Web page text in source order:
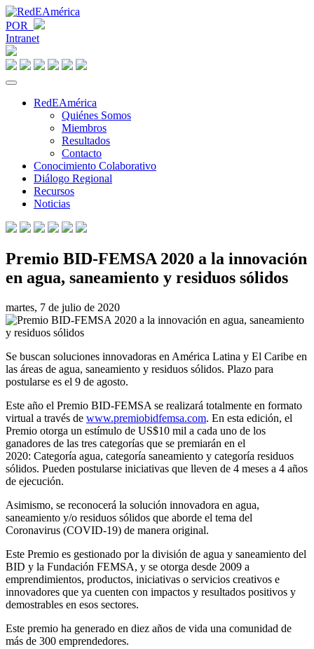
POR
Intranet
RedEAmérica
Quiénes Somos
Miembros
Resultados
Contacto
Conocimiento Colaborativo
Diálogo Regional
Recursos
Noticias
Premio BID-FEMSA 2020 a la innovación
en agua, saneamiento y residuos sólidos
martes, 7 de julio de 2020
Se buscan soluciones innovadoras en América Latina y El Caribe en
las áreas de agua, saneamiento y residuos sólidos. Plazo para
postularse es el 9 de agosto.
Este año el Premio BID-FEMSA se realizará totalmente en formato
virtual a través de www.premiobidfemsa.com. En esta edición, el
Premio otorga un estímulo de US$10 mil a cada uno de los
ganadores de las tres categorías que se premiarán en el
2020: Categoría agua, categoría saneamiento y categoría residuos
sólidos. Pueden postularse iniciativas que lleven de 4 meses a 4 años
de ejecución.
Asimismo, se reconocerá la solución innovadora en agua,
saneamiento y/o residuos sólidos que aborde el tema del
Coronavirus (COVID-19) de manera original.
Este Premio es gestionado por la división de agua y saneamiento del
BID y la Fundación FEMSA, y se otorga desde 2009 a
emprendimientos, productos, iniciativas o servicios creativos e
innovadores que ya cuenten con impactos y resultados positivos y
demostrables en esos sectores.
Este premio ha generado en diez años de vida una comunidad de
más de 300 emprendedores.